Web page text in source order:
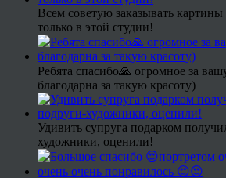
Всем советую заказывать
только в этой студии!
Ребята спасибо🙏 огромное за
благодарна за такую красоту)
Удивить супруга подарком
художники, оценили!